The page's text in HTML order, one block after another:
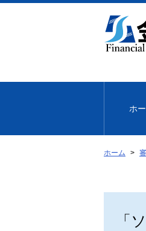
文
移
ホ
ホーム
「